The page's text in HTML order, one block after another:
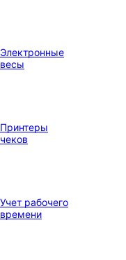
Электронные
весы
Принтеры
чеков
Учет рабочего
времени